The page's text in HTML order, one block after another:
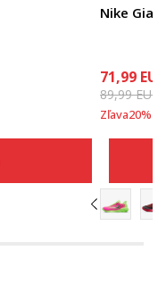
Nike
71,99 EUR
89,99EUR
Zľava20%